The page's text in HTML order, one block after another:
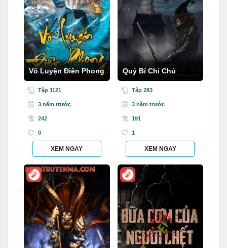
Võ Luyện Điên Phong
Tập 1121
3 năm trước
242
0
XEM NGAY
Quỷ Bí Chi Chủ
Tập 283
3 năm trước
191
1
XEM NGAY